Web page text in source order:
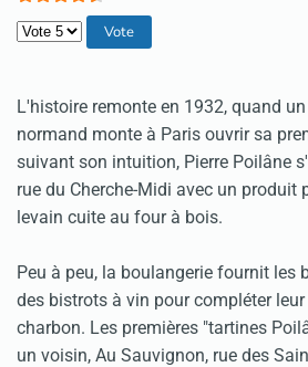
Veuillez voter
L'histoire remonte en 1932, quand
normand monte à Paris ouvrir sa
suivant son intuition, Pierre Poilâne
rue du Cherche-Midi avec un produit
levain cuite au four à bois.
Peu à peu, la boulangerie fournit les
des bistrots à vin pour compléter
charbon. Les premières "tartines
un voisin, Au Sauvignon, rue des